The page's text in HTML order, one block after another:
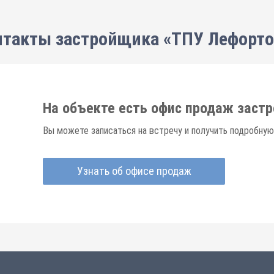
застройщика «ТПУ
На объекте есть офис продаж
Вы можете записаться на встречу и получить
Узнать об офисе продаж